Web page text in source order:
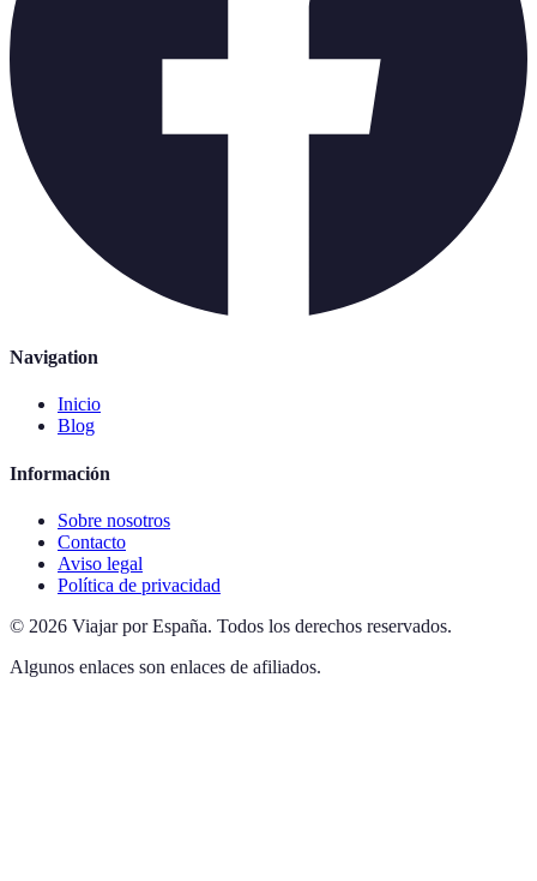
Navigation
Inicio
Blog
Información
Sobre nosotros
Contacto
Aviso legal
Política de privacidad
© 2026 Viajar por España. Todos los derechos reservados.
Algunos enlaces son enlaces de afiliados.